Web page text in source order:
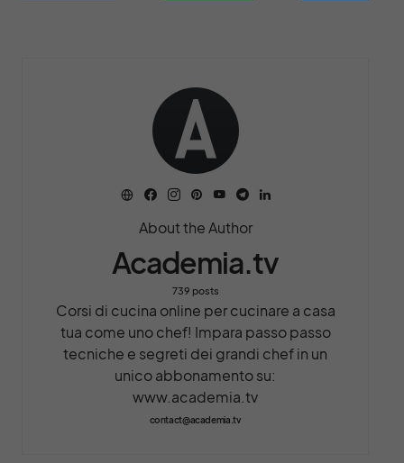
About the Author
Academia.tv
739 posts
Corsi di cucina online per cucinare a casa
tua come uno chef! Impara passo passo
tecniche e segreti dei grandi chef in un
unico abbonamento su:
www.academia.tv
contact@academia.tv